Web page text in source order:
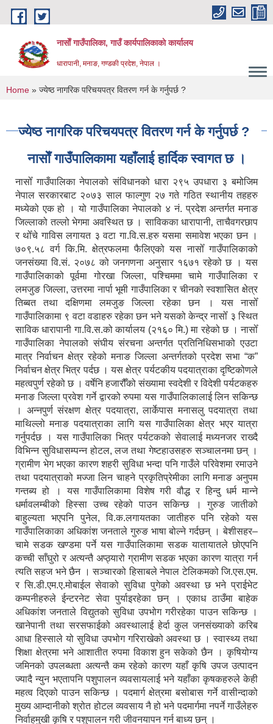
Skip to main content
नासाेँ गाउँपालिका, गाउँ कार्यपालिकाकाे कार्यालय
धारापानी, मनाङ, गण्डकी प्रदेश, नेपाल ।
You are here
Home » ज्येष्ठ नागरिक परिचयपत्र वितरण गर्न के गर्नुपर्छ ?
ज्येष्ठ नागरिक परिचयपत्र वितरण गर्न के गर्नुपर्छ ?
नासाेँ गाउँपालिकामा यहाँलाई हार्दिक स्वागत छ ।
नासोँ गाउँपालिका नेपालको संविधानको धारा २९५ उपधारा ३ बमोजिम
नेपाल सरकारबाट २०७३ साल फाल्गुण २७ गते गठित स्थानीय तहहरु
मध्येको एक हो । यो गाउँपालिका नेपालको ४ नं. प्रदेश अन्तर्गत मनाङ
जिल्लाको तल्लो भेगमा अवस्थित छ । साविकका धारापानी‚ ताचैवगरछाप
र थोँचे गाविस लगायत ३ वटा गा.वि.स.हरु यसमा समावेश भएका छन ।
७०९.५८ वर्ग कि.मि. क्षेत्रफलमा फैलिएको यस नासोँ गाउँपालिकाको
जनसंख्या वि.सं. २०७८ को जनगणना अनुसार १६७१ रहेको छ । यस
गाउँपालिकाको पूर्वमा गोरखा जिल्ला, पश्चिममा चामे गाउँपालिका र
लमजुङ जिल्ला, उत्तरमा नार्पा भूमी गाउँपालिका र चीनको स्वशासित क्षेत्र
तिब्बत तथा दक्षिणमा लमजुङ जिल्ला रहेका छन । यस नासोँ
गाउँपालिकामा ९ वटा वडाहरु रहेका छन भने यसको केन्द्र नासोँ ३ स्थित
साविक धारापानी गा.वि.स.को कार्यालय (२१६० मि.) मा रहेको छ । नासोँ
गाउँपालिका नेपालको संघीय संरचना अन्तर्गत प्रतिनिधिसभाको एउटा
मात्र निर्वाचन क्षेत्र रहेको मनाङ जिल्ला अन्तर्गतको प्रदेश सभा “क”
निर्वाचन क्षेत्र भित्र पर्दछ । यस क्षेत्र पर्यटकीय पदयात्राका दृष्टिकोणले
महत्वपुर्ण रहेको छ । वर्षेनि हजारौँको संख्यामा स्वदेशी र विदेशी पर्यटकहरु
मनाङ जिल्ला प्रवेश गर्ने द्वारको रुपमा यस गाउँपालिकालाई लिन सकिन्छ
। अन्नपुर्ण संरक्षण क्षेत्र पदयात्रा, लार्केपास मनासलु पदयात्रा तथा
माथिल्लो मनाङ पदयात्राका लागि यस गाउँपालिका क्षेत्र भएर यात्रा
गर्नुपर्दछ । यस गाउँपालिका भित्र पर्यटकको सेवालाई मध्यनजर राख्दै
विभिन्न सुविधासम्पन्न होटल, लज तथा गेष्टहाउसहरु सञ्चालनमा छन् ।
ग्रामीण भेग भएका कारण शहरी सुविधा भन्दा पनि गाउँले परिवेशमा रमाउने
तथा पदयात्राको मज्जा लिन चाहने प्रकृतिप्रेमीका लागि मनाङ अनुपम
गन्तब्य हो । यस गाउँपालिकामा विशेष गरी वौद्ध र हिन्दु धर्म मान्ने
धर्मावलम्बीको हिस्सा उच्च रहेको पाउन सकिन्छ । गुरुङ जातीको
बाहुल्यता भएपनि पुनेल, वि.क.लगायतका जातीहरु पनि रहेको यस
गाउँपालिकाका अधिकांश जनताले गुरुङ भाषा बोल्ने गर्दछन् । बेशीसहर–
चामे सडक खण्डमा पर्ने यस गाउँपालिकामा सडक यातायातले छोएपनि
कच्ची साँघुरो र अत्यन्तै अप्ठ्यारो ग्रामीण सडक भएका कारण यात्रा गर्न
त्यति सहज भने छैन । सञ्चारको हिसाबले नेपाल टेलिकमको जि.एस.एम.
र सि.डी.एम.ए.मोबाईल सेवाको सुविधा पुगेको अवस्था छ भने प्राईभेट
कम्पनीहरुले ईन्टरनेट सेवा पुर्याइरहेका छन् । एकाध ठाउँमा बाहेक
अधिकांश जनताले विद्युतको सुविधा उपभोग गरीरहेका पाउन सकिन्छ ।
खानेपानी तथा सरसफाईको अवस्थालाई हेर्दा कुल जनसंख्याको करिब
आधा हिस्साले यो सुविधा उपभोग गरिराखेको अवस्था छ । स्वास्थ्य तथा
शिक्षा क्षेत्रमा भने आशातीत रुपमा विकाश हुन सकेको छैन । कृषियोग्य
जमिनको उपलब्धता अत्यन्तै कम रहेको कारण यहाँ कृषि उपज उत्पादन
ज्यादै न्युन भएतापनि पशुपालन व्यवसायलाई भने यहाँका कृषकहरुले केही
महत्व दिएको पाउन सकिन्छ । पदमार्ग क्षेत्रमा बसोबास गर्ने वासीन्दाको
मुख्य आम्दानीको श्रोत होटल व्यवसाय नै हो भने पदमार्गमा नपर्ने गाउँलेहरु
निर्वाहमुखी कृषि र पशुपालन गरी जीवनयापन गर्न बाध्य छन् ।